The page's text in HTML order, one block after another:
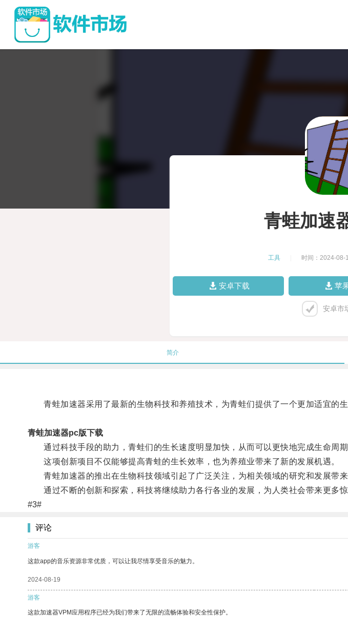
青蛙加速
工具 时间：2024-08-
安卓下载 苹
安卓市
简介
青蛙加速器采用了最新的生物科技和养殖技术，为青蛙们提供了一个更加适宜的生
青蛙加速器pc版下载
通过科技手段的助力，青蛙们的生长速度明显加快，从而可以更快地完成生命周期
这项创新项目不仅能够提高青蛙的生长效率，也为养殖业带来了新的发展机遇。
青蛙加速器的推出在生物科技领域引起了广泛关注，为相关领域的研究和发展带来
通过不断的创新和探索，科技将继续助力各行各业的发展，为人类社会带来更多惊
#3#
评论
游客
这款app的音乐资源非常优质，可以让我尽情享受音乐的魅力。
2024-08-19
游客
这款加速器VPM应用程序已经为我们带来了无限的流畅体验和安全性保护。